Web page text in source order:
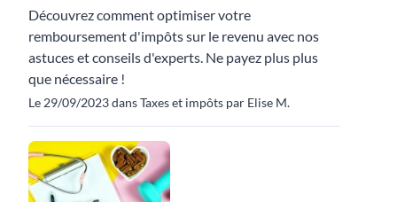
Découvrez comment optimiser votre
remboursement d'impôts sur le revenu avec nos
astuces et conseils d'experts. Ne payez plus plus
que nécessaire !
Le 29/09/2023 dans Taxes et impôts par Elise M.